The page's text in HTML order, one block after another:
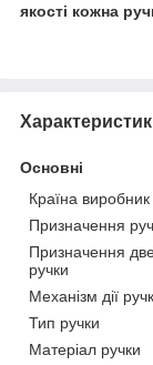
якості кожна
Основні
Країна виробник
Призначення
Призначення
ручки
Механізм дії
Тип ручки
Матеріал ручки